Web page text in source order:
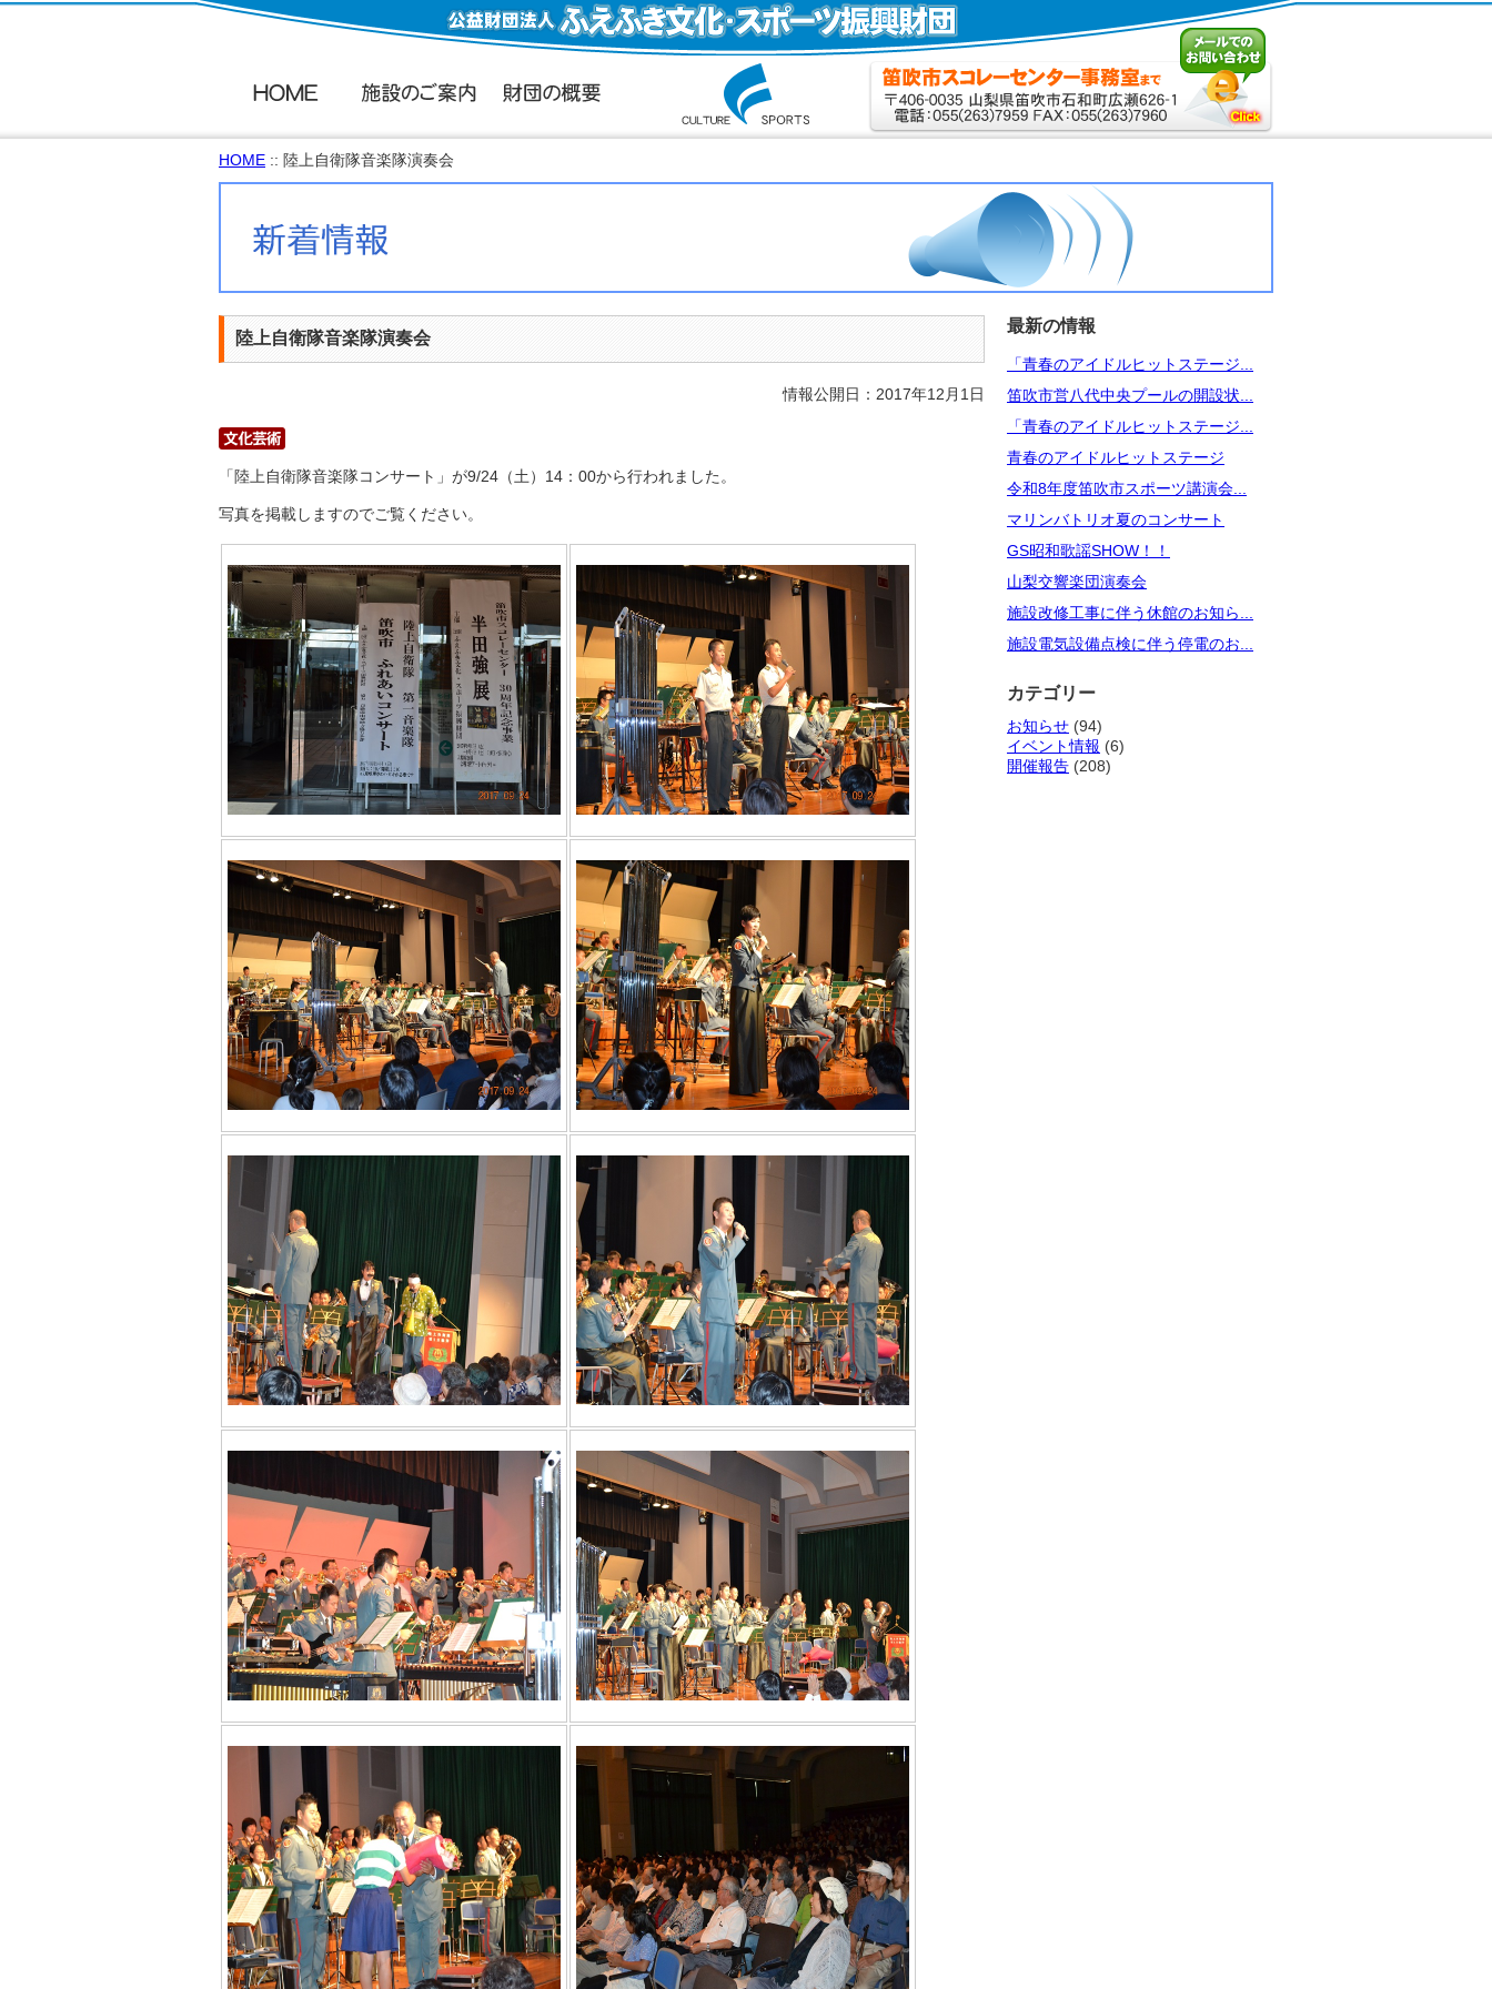
HOME :: 陸上自衛隊音楽隊演奏会
陸上自衛隊音楽隊演奏会
情報公開日：2017年12月1日
「陸上自衛隊音楽隊コンサート」が9/24（土）14：00から行われました。
写真を掲載しますのでご覧ください。
最新の情報
「青春のアイドルヒットステージ...
笛吹市営八代中央プールの開設状...
「青春のアイドルヒットステージ...
青春のアイドルヒットステージ
令和8年度笛吹市スポーツ講演会...
マリンバトリオ夏のコンサート
GS昭和歌謡SHOW！！
山梨交響楽団演奏会
施設改修工事に伴う休館のお知ら...
施設電気設備点検に伴う停電のお...
カテゴリー
お知らせ (94)
イベント情報 (6)
開催報告 (208)